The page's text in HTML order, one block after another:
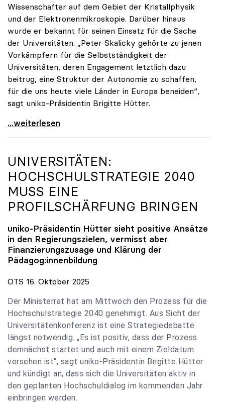
Wissenschafter auf dem Gebiet der Kristallphysik
und der Elektronenmikroskopie. Darüber hinaus
wurde er bekannt für seinen Einsatz für die Sache
der Universitäten. „Peter Skalicky gehörte zu jenen
Vorkämpfern für die Selbstständigkeit der
Universitäten, deren Engagement letztlich dazu
beitrug, eine Struktur der Autonomie zu schaffen,
für die uns heute viele Länder in Europa beneiden“,
sagt uniko-Präsidentin Brigitte Hütter.
uniko trauert um ehemaligen Präsidenten Peter
...weiterlesen
UNIVERSITÄTEN:
HOCHSCHULSTRATEGIE 2040
MUSS EINE
PROFILSCHÄRFUNG BRINGEN
uniko-Präsidentin Hütter sieht positive Ansätze
in den Regierungszielen, vermisst aber
Finanzierungszusage und Klärung der
Pädagog:innenbildung
OTS 16. Oktober 2025
Der Ministerrat hat am Mittwoch den Prozess für die
Hochschulstrategie 2040 genehmigt. Aus Sicht der
Universitätenkonferenz ist eine Strategiedebatte
längst notwendig. „Es ist positiv, dass der Prozess
demnächst startet und auch mit einem Zieldatum
versehen ist“, sagt uniko-Präsidentin Brigitte Hütter
und kündigt an, dass sich die Universitäten aktiv in
den geplanten Hochschuldialog im kommenden Jahr
einbringen werden.